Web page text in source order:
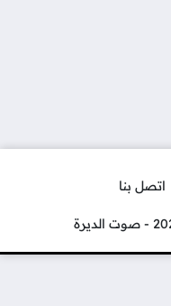
اتصل بنا